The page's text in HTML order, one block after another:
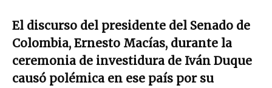
El discurso del presidente del Senado de
Colombia, Ernesto Macías, durante la
ceremonia de investidura de Iván Duque
causó polémica en ese país por su